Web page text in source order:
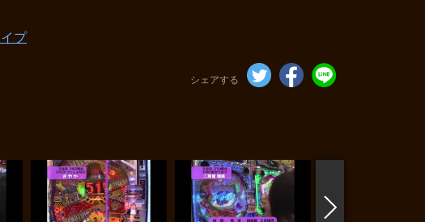
プ
シェアする